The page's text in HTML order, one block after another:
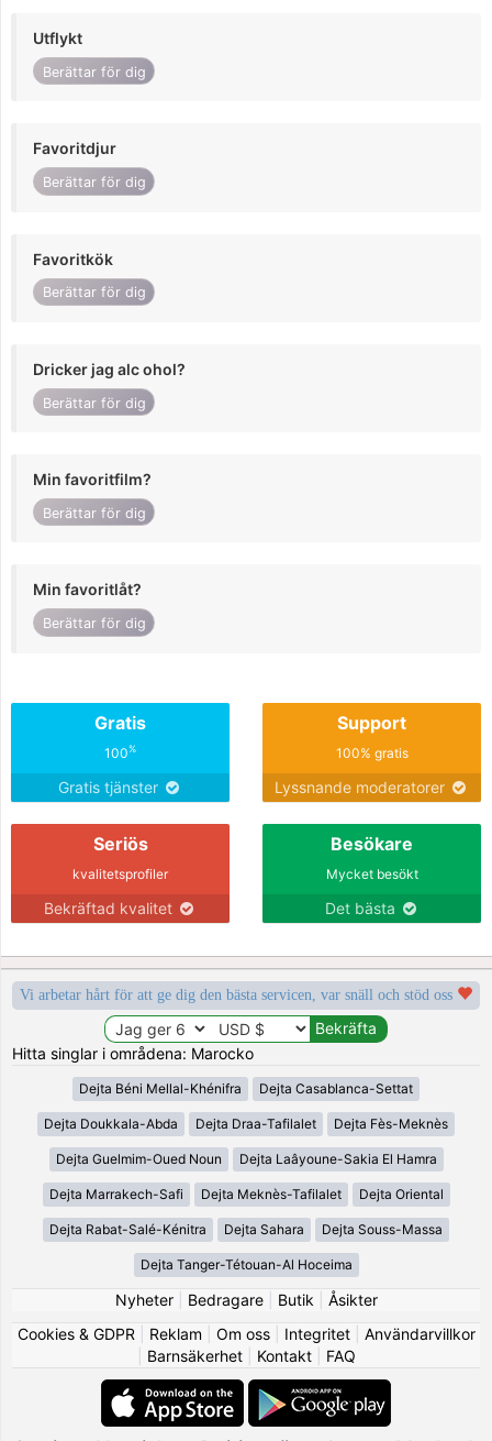
Utflykt
Berättar för dig
Favoritdjur
Berättar för dig
Favoritkök
Berättar för dig
Dricker jag alc ohol?
Berättar för dig
Min favoritfilm?
Berättar för dig
Min favoritlåt?
Berättar för dig
Gratis
100%
Gratis tjänster
Support
100% gratis
Lyssnande moderatorer
Seriös
kvalitetsprofiler
Bekräftad kvalitet
Besökare
Mycket besökt
Det bästa
Vi arbetar hårt för att ge dig den bästa servicen, var snäll och stöd oss
Hitta singlar i områdena: Marocko
Dejta Béni Mellal-Khénifra Dejta Casablanca-Settat
Dejta Doukkala-Abda Dejta Draa-Tafilalet Dejta Fès-Meknès
Dejta Guelmim-Oued Noun Dejta Laâyoune-Sakia El Hamra
Dejta Marrakech-Safi Dejta Meknès-Tafilalet Dejta Oriental
Dejta Rabat-Salé-Kénitra Dejta Sahara Dejta Souss-Massa
Dejta Tanger-Tétouan-Al Hoceima
Nyheter| Bedragare| Butik
Åsikter
Cookies & GDPR
Reklam Om oss| Integritet| Användarvillkor
Barnsäkerhet| Kontakt| FAQ